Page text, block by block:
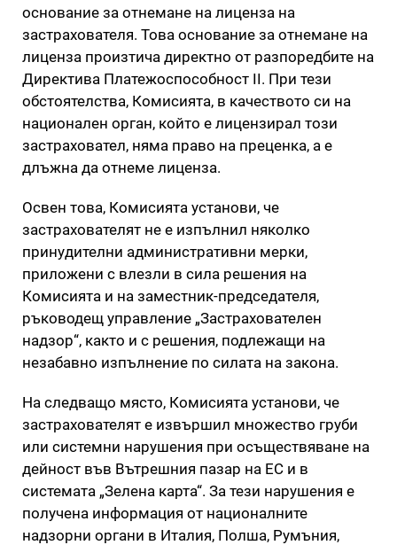
основание за отнемане на лиценза на
застрахователя. Това основание за отнемане на
лиценза произтича директно от разпоредбите на
Директива Платежоспособност II. При тези
обстоятелства, Комисията, в качеството си на
национален орган, който е лицензирал този
застраховател, няма право на преценка, а е
длъжна да отнеме лиценза.
Освен това, Комисията установи, че
застрахователят не е изпълнил няколко
принудителни административни мерки,
приложени с влезли в сила решения на
Комисията и на заместник-председателя,
ръководещ управление „Застрахователен
надзор“, както и с решения, подлежащи на
незабавно изпълнение по силата на закона.
На следващо място, Комисията установи, че
застрахователят е извършил множество груби
или системни нарушения при осъществяване на
дейност във Вътрешния пазар на ЕС и в
системата „Зелена карта“. За тези нарушения е
получена информация от националните
надзорни органи в Италия, Полша, Румъния,